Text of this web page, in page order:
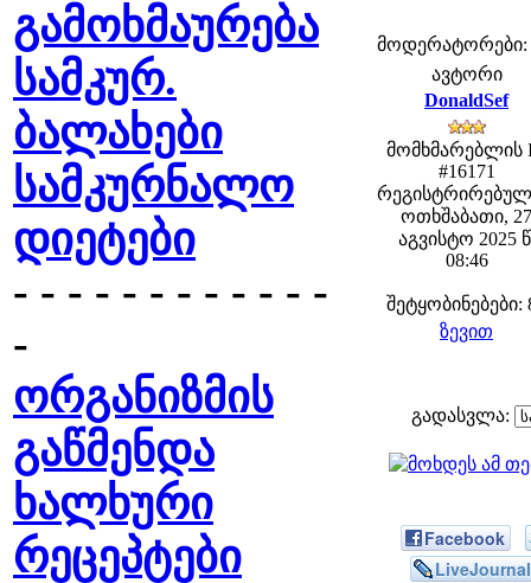
გამოხმაურება
სამკურ.
ბალახები
სამკურნალო
დიეტები
- - - - - - - - - - - -
-
ორგანიზმის
გაწმენდა
ხალხური
რეცეპტები
მოდერატორები:
ავტორი
DonaldSef
მომხმარებლის
#16171
ოთხშაბათი, 27
აგვისტო 2025
08:46
შეტყობინებები:
ზევით
გადასვლა:
Facebook
LiveJournal